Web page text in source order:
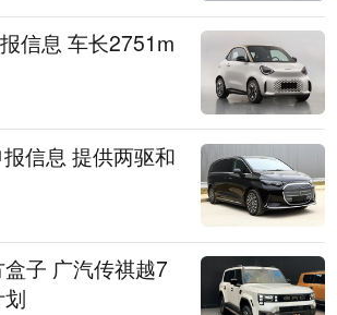
信息 车长2751m
信息 提供两驱和
子 广汽传祺越7